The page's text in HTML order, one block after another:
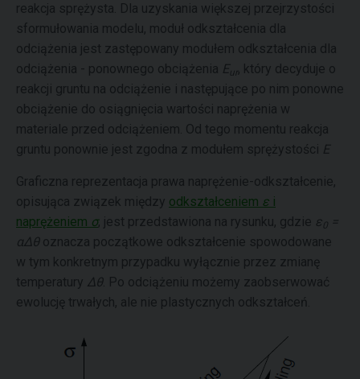
reakcja sprężysta. Dla uzyskania większej przejrzystości
sformułowania modelu, moduł odkształcenia dla
odciążenia jest zastępowany modułem odkształcenia dla
odciążenia - ponownego obciążenia E ur, który decyduje o
reakcji gruntu na odciążenie i następujące po nim ponowne
obciążenie do osiągnięcia wartości naprężenia w
materiale przed odciążeniem. Od tego momentu reakcja
gruntu ponownie jest zgodna z modułem sprężystości E
Graficzna reprezentacja prawa naprężenie-odkształcenie,
opisująca związek między odkształceniem ε i
naprężeniem σ, jest przedstawiona na rysunku, gdzie ε 0
αΔθoznacza początkowe odkształcenie spowodowane
w tym konkretnym przypadku wyłącznie przez zmianę
temperatury Δθ. Po odciążeniu możemy zaobserwować
ewolucję trwałych, ale nie plastycznych odkształceń.